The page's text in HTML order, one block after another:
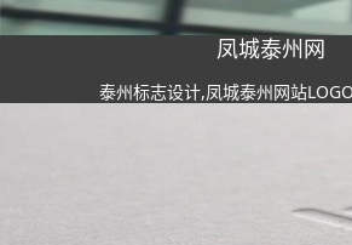
凤城泰州网
泰州标志设计,凤城泰州网站